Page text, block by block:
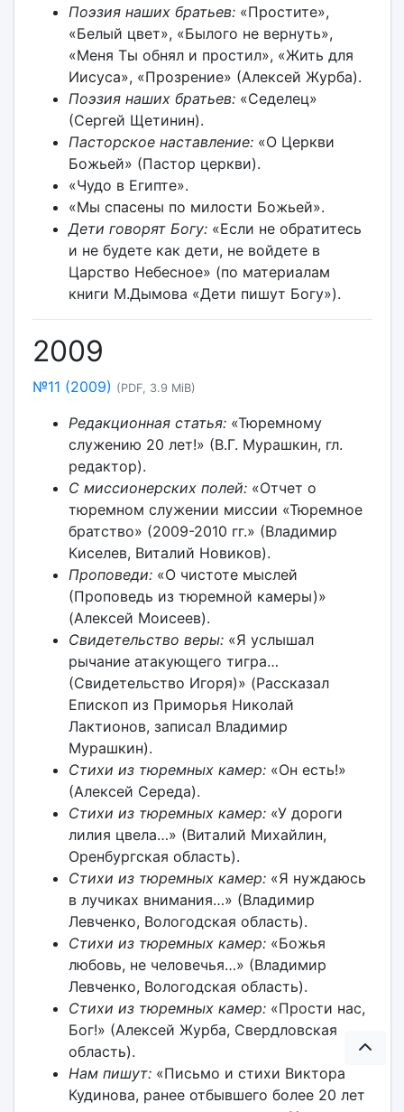
Поэзия наших братьев:«Простите»,
«Белый цвет», «Былого не вернуть»,
«Меня Ты обнял и простил», «Жить для
Иисуса», «Прозрение» (Алексей Журба).
Поэзия наших братьев:«Седелец»
(Сергей Щетинин).
Пасторское наставление:«О Церкви
Божьей» (Пастор церкви).
«Чудо в Египте».
«Мы спасены по милости Божьей».
Дети говорят Богу:«Если не обратитесь
и не будете как дети, не войдете в
Царство Небесное» (по материалам
книги М.Дымова «Дети пишут Богу»).
2009
№11 (2009) (PDF, 3.9 MiB)
Редакционная статья:«Тюремному
служению 20 лет!» (В.Г. Мурашкин, гл.
редактор).
С миссионерских полей:«Отчет о
тюремном служении миссии «Тюремное
братство» (2009-2010 гг.» (Владимир
Киселев, Виталий Новиков).
Проповеди:«О чистоте мыслей
(Проповедь из тюремной камеры)»
(Алексей Моисеев).
Свидетельство веры:«Я услышал
рычание атакующего тигра…
(Свидетельство Игоря)» (Рассказал
Епископ из Приморья Николай
Лактионов, записал Владимир
Мурашкин).
Стихи из тюремных камер:«Он есть!»
(Алексей Середа).
Стихи из тюремных камер: «У дороги
лилия цвела…» (Виталий Михайлин,
Оренбургская область).
Стихи из тюремных камер: «Я нуждаюсь
в лучиках внимания…» (Владимир
Левченко, Вологодская область).
Стихи из тюремных камер: «Божья
любовь, не человечья…» (Владимир
Левченко, Вологодская область).
Стихи из тюремных камер: «Прости нас,
Бог!» (Алексей Журба, Свердловская
область).
Нам пишут:«Письмо и стихи Виктора
Кудинова, ранее отбывшего более 20 лет